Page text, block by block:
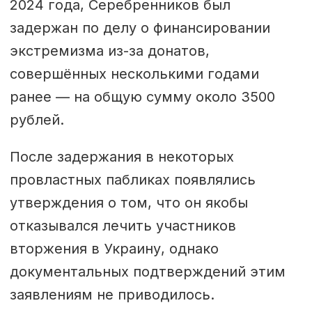
2024 года, Серебренников был
задержан по делу о финансировании
экстремизма из-за донатов,
совершённых несколькими годами
ранее — на общую сумму около 3500
рублей.
После задержания в некоторых
провластных пабликах появлялись
утверждения о том, что он якобы
отказывался лечить участников
вторжения в Украину, однако
документальных подтверждений этим
заявлениям не приводилось.